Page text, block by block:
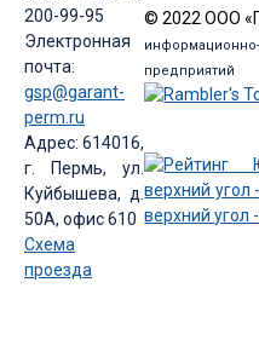
200-99-95
Электронная
почта:
gsp@garant-
perm.ru
Адрес: 614016,
г. Пермь, ул.
Куйбышева, д.
50А, офис 610
Схема
проезда
© 2022 ООО
предприятий